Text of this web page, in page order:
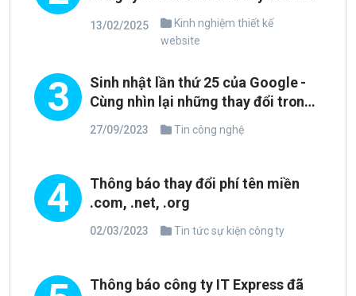
chuyên nghiệp?
13/02/2025
Kinh nghiệm thiết kế
website
3
Sinh nhật lần thứ 25 của Google -
Cùng nhìn lại những thay đổi trong
phong cách thiết kế
27/09/2023 Tin công nghệ
4
Thông báo thay đổi phí tên miền
.com, .net, .org
02/03/2023 Tin tức sự kiện công ty
Thông báo công ty IT Express đã